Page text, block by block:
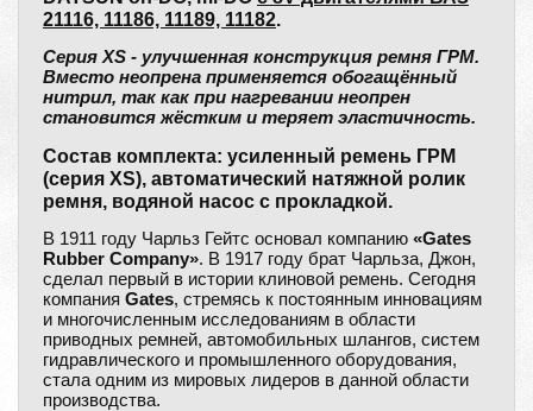
21116, 11186, 11189, 11182.
Серия XS - улучшенная конструкция ремня ГРМ.
Вместо неопрена применяется обогащённый
нитрил, так как при нагревании неопрен
становится жёстким и теряет эластичность.
Состав комплекта: усиленный ремень ГРМ
(серия XS), автоматический натяжной ролик
ремня, водяной насос с прокладкой.
В 1911 году Чарльз Гейтс основал компанию «Gates
Rubber Company». В 1917 году брат Чарльза, Джон,
сделал первый в истории клиновой ремень. Сегодня
компания Gates, стремясь к постоянным инновациям
и многочисленным исследованиям в области
приводных ремней, автомобильных шлангов, систем
гидравлического и промышленного оборудования,
стала одним из мировых лидеров в данной области
производства.